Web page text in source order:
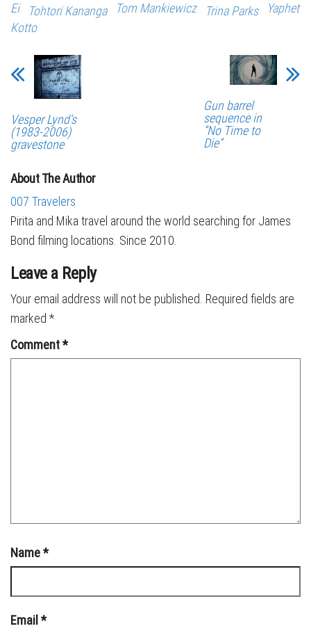
Ei
Tohtori Kananga Tom Mankiewicz Trina Parks
Yaphet
Kotto
Vesper Lynd’s
(1983-2006)
gravestone
Gun barrel
sequence in
“No Time to
Die”
About The Author
007 Travelers
Pirita and Mika travel around the world searching for James
Bond filming locations. Since 2010.
Leave a Reply
Your email address will not be published. Required fields are
marked *
Comment*
Name*
Email *